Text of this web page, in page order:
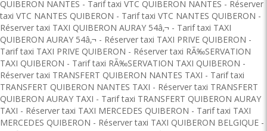
QUIBERON NANTES - Tarif taxi VTC QUIBERON NANTES - Réserver
taxi VTC NANTES QUIBERON - Tarif taxi VTC NANTES QUIBERON -
Réserver taxi TAXI QUIBERON AURAY 54â‚¬ - Tarif taxi TAXI
QUIBERON AURAY 54â‚¬ - Réserver taxi TAXI PRIVE QUIBERON -
Tarif taxi TAXI PRIVE QUIBERON - Réserver taxi RÃ‰SERVATION
TAXI QUIBERON - Tarif taxi RÃ‰SERVATION TAXI QUIBERON -
Réserver taxi TRANSFERT QUIBERON NANTES TAXI - Tarif taxi
TRANSFERT QUIBERON NANTES TAXI - Réserver taxi TRANSFERT
QUIBERON AURAY TAXI - Tarif taxi TRANSFERT QUIBERON AURAY
TAXI - Réserver taxi TAXI MERCEDES QUIBERON - Tarif taxi TAXI
MERCEDES QUIBERON - Réserver taxi TAXI QUIBERON BELGIQUE -